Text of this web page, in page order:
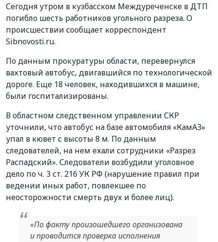
Сегодня утром в кузбасском Междуреченске в ДТП
погибло шесть работников угольного разреза. О
происшествии сообщает корреспондент
Sibnovosti.ru.
По данным прокуратуры области, перевернулся
вахтовый автобус, двигавшийся по технологической
дороге. Еще 18 человек, находившихся в машине,
были госпитализированы.
В областном следственном управлении СКР
уточнили, что автобус на базе автомобиля «КамАЗ»
упал в кювет с высоты 8 м. По данным
следователей, на нем ехали сотрудники «Разрез
Распадский». Следователи возбудили уголовное
дело по ч. 3 ст. 216 УК РФ (нарушение правил при
ведении иных работ, повлекшее по
неосторожности смерть двух и более лиц).
«По факту произошедшего организована
и проводится проверка исполнения